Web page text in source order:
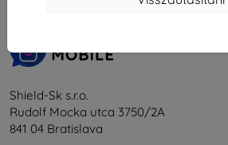
Shield-Sk s.r.o.
Rudolf Mocka utca 3750/2A
841 04 Bratislava